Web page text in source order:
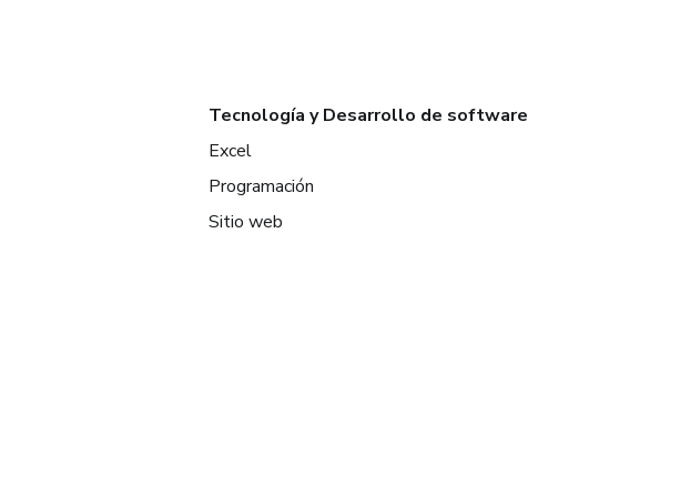
Tecnología y Desarrollo de software
Excel
Programación
Sitio web